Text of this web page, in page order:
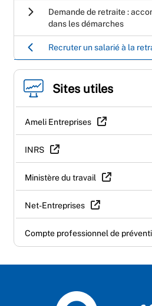
Demande de retraite :
dans les démarches
Recruter un salarié à la
Sites utiles
Ameli Entreprises
INRS
Ministère du travail
Net-Entreprises
Compte professionnel de